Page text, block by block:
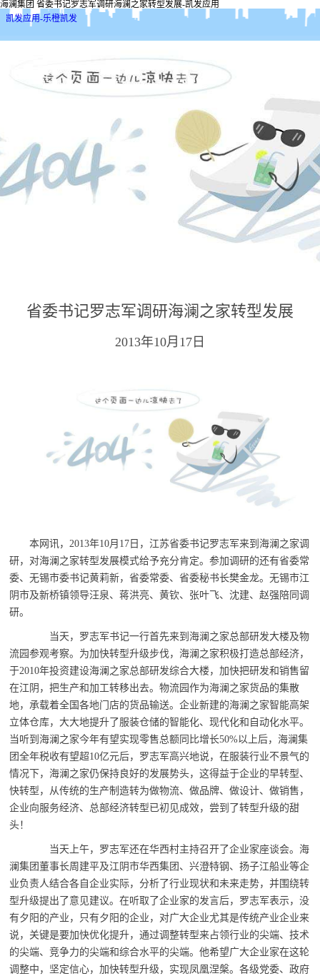
海澜集团 省委书记罗志军调研海澜之家转型发展-凯发应用
凯发应用-乐橙凯发
省委书记罗志军调研海澜之家转型发展
2013年10月17日
本网讯，2013年10月17日，江苏省委书记罗志军来到海澜之家调
研，对海澜之家转型发展模式给予充分肯定。参加调研的还有省委常
委、无锡市委书记黄莉新，省委常委、省委秘书长樊金龙。无锡市江
阴市及新桥镇领导汪泉、蒋洪亮、黄钦、张叶飞、沈建、赵强陪同调
研。
当天，罗志军书记一行首先来到海澜之家总部研发大楼及物
流园参观考察。为加快转型升级步伐，海澜之家积极打造总部经济，
于2010年投资建设海澜之家总部研发综合大楼，加快把研发和销售留
在江阴，把生产和加工转移出去。物流园作为海澜之家货品的集散
地，承载着全国各地门店的货品输送。企业新建的海澜之家智能高架
立体仓库，大大地提升了服装仓储的智能化、现代化和自动化水平。
当听到海澜之家今年有望实现零售总额同比增长50%以上后，海澜集
团全年税收有望超10亿元后，罗志军高兴地说，在服装行业不景气的
情况下，海澜之家仍保持良好的发展势头，这得益于企业的早转型、
快转型，从传统的生产制造转为做物流、做品牌、做设计、做销售，
企业向服务经济、总部经济转型已初见成效，尝到了转型升级的甜
头！
当天上午，罗志军还在华西村主持召开了企业家座谈会。海
澜集团董事长周建平及江阴市华西集团、兴澄特钢、扬子江船业等企
业负责人结合各自企业实际，分析了行业现状和未来走势，并围绕转
型升级提出了意见建议。在听取了企业家的发言后，罗志军表示，没
有夕阳的产业，只有夕阳的企业，对广大企业尤其是传统产业企业来
说，关键是要加快优化提升，通过调整转型来占领行业的尖端、技术
的尖端、竞争力的尖端和综合水平的尖端。他希望广大企业家在这轮
调整中，坚定信心，加快转型升级，实现凤凰涅槃。各级党委、政府